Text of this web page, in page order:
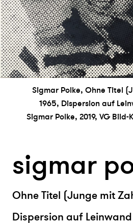
Sigmar Polke, Ohne Titel
1965, Dispersion auf
Sigmar Polke, 2019, VG
sigmar
Ohne Titel (Junge mit
Dispersion auf Leinwand